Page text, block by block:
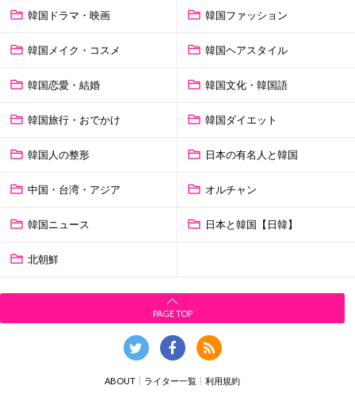
韓国ドラマ・映画 韓国ファッション
韓国メイク・コスメ 韓国ヘアスタイル
韓国恋愛・結婚 韓国文化・韓国語
韓国旅行・おでかけ 韓国ダイエット
韓国人の整形 日本の有名人と韓国
中国・台湾・アジア オルチャン
韓国ニュース 日本と韓国【日韓】
北朝鮮
PAGE TOP
ABOUT ライター一覧 利用規約